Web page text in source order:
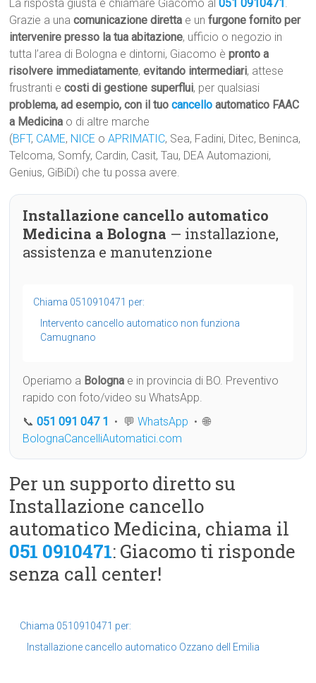
La risposta giusta è chiamare Giacomo al051 0910471 .
Grazie a unacomunicazione diretta e unfurgone fornito per
intervenire presso la tua abitazione, ufficio o negozio in
tutta l’area di Bologna e dintorni, Giacomo èpronto a
risolvere immediatamente,evitando intermediari, attese
frustranti ecosti di gestione superflui, per qualsiasi
problema, ad esempio, con il tuocancello automatico FAAC
a Medicina o di altre marche
(BFT, CAME, NICE oAPRIMATIC, Sea, Fadini, Ditec, Beninca,
Telcoma, Somfy, Cardin, Casit, Tau, DEA Automazioni,
Genius, GiBiDi) che tu possa avere.
Installazione cancello automatico
Medicina a Bologna — installazione,
assistenza e manutenzione
Chiama 0510910471 per:
Intervento cancello automatico non funziona
Camugnano
Operiamo a Bologna e in provincia di BO. Preventivo
rapido con foto/video su WhatsApp.
📞051 091 047 1 • 💬WhatsApp • 🌐
BolognaCancelliAutomatici.com
Per un supporto diretto su
Installazione cancello
automatico Medicina, chiama il
051 0910471: Giacomo ti risponde
senza call center!
Chiama 0510910471 per:
Installazione cancello automatico Ozzano dell Emilia